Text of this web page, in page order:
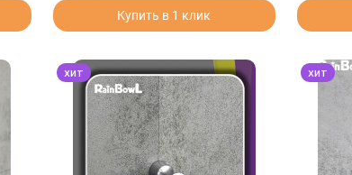
Купить в 1 клик
хит хит